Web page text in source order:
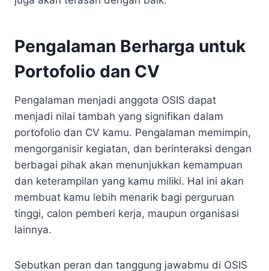
Pengalaman Berharga untuk
Portofolio dan CV
Pengalaman menjadi anggota OSIS dapat
menjadi nilai tambah yang signifikan dalam
portofolio dan CV kamu. Pengalaman memimpin,
mengorganisir kegiatan, dan berinteraksi dengan
berbagai pihak akan menunjukkan kemampuan
dan keterampilan yang kamu miliki. Hal ini akan
membuat kamu lebih menarik bagi perguruan
tinggi, calon pemberi kerja, maupun organisasi
lainnya.
Sebutkan peran dan tanggung jawabmu di OSIS